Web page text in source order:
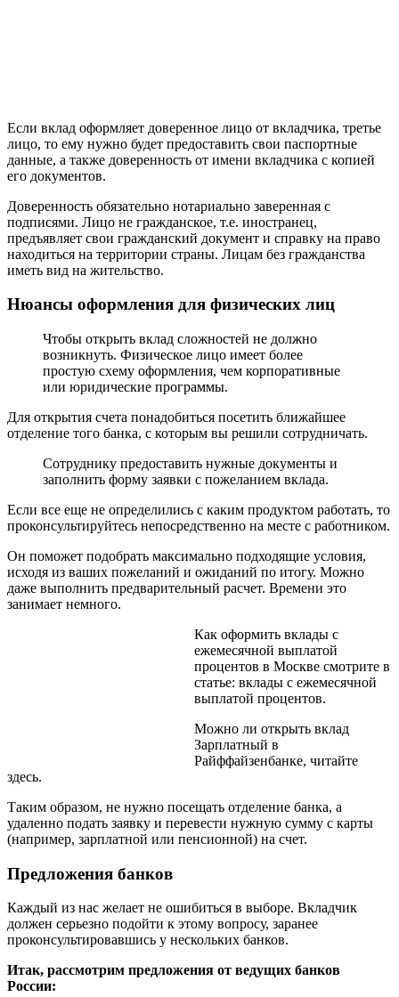
Если вклад оформляет доверенное лицо от вкладчика, третье
лицо, то ему нужно будет предоставить свои паспортные
данные, а также доверенность от имени вкладчика с копией
его документов.
Доверенность обязательно нотариально заверенная с
подписями. Лицо не гражданское, т.е. иностранец,
предъявляет свои гражданский документ и справку на право
находиться на территории страны. Лицам без гражданства
иметь вид на жительство.
Нюансы оформления для физических лиц
Чтобы открыть вклад сложностей не должно
возникнуть. Физическое лицо имеет более
простую схему оформления, чем корпоративные
или юридические программы.
Для открытия счета понадобиться посетить ближайшее
отделение того банка, с которым вы решили сотрудничать.
Сотруднику предоставить нужные документы и
заполнить форму заявки с пожеланием вклада.
Если все еще не определились с каким продуктом работать, то
проконсультируйтесь непосредственно на месте с работником.
Он поможет подобрать максимально подходящие условия,
исходя из ваших пожеланий и ожиданий по итогу. Можно
даже выполнить предварительный расчет. Времени это
занимает немного.
Как оформить вклады с
ежемесячной выплатой
процентов в Москве смотрите в
статье: вклады с ежемесячной
выплатой процентов.
Можно ли открыть вклад
Зарплатный в
Райффайзенбанке, читайте
здесь.
Таким образом, не нужно посещать отделение банка, а
удаленно подать заявку и перевести нужную сумму с карты
(например, зарплатной или пенсионной) на счет.
Предложения банков
Каждый из нас желает не ошибиться в выборе. Вкладчик
должен серьезно подойти к этому вопросу, заранее
проконсультировавшись у нескольких банков.
Итак, рассмотрим предложения от ведущих банков
России: